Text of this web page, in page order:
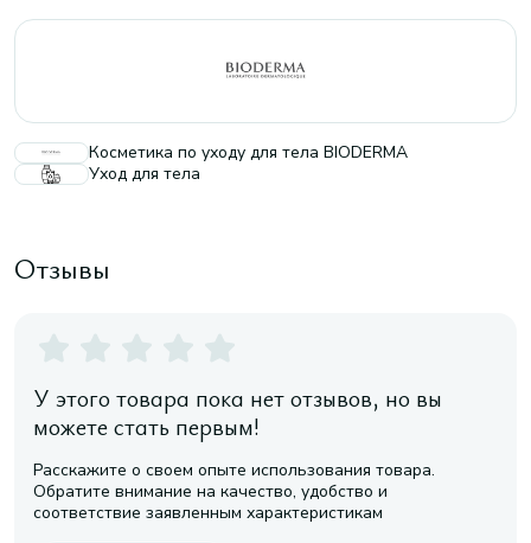
Косметика по уходу для тела BIODERMA
Уход для тела
Отзывы
У этого товара пока нет отзывов, но вы
можете стать первым!
Расскажите о своем опыте использования товара.
Обратите внимание на качество, удобство и
соответствие заявленным характеристикам